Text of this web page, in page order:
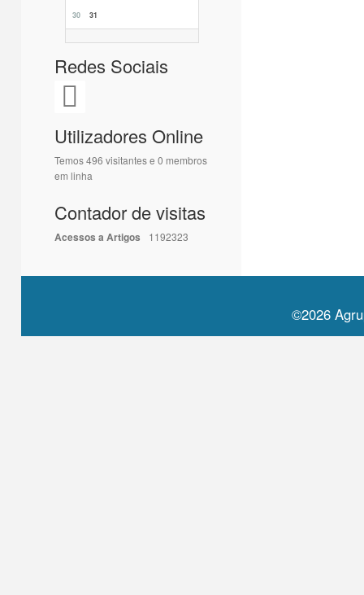
30
31
Redes Sociais
Utilizadores Online
Temos 496 visitantes e 0 membros
em linha
Contador de visitas
Acessos a Artigos 1192323
©2026